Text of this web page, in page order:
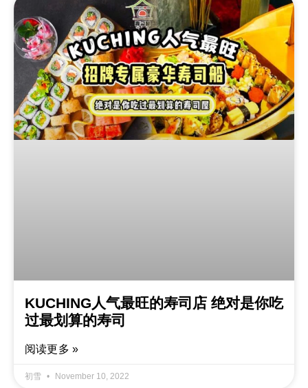
KUCHING人气最旺的寿司店 绝对是你吃
过最划算的寿司
阅读更多 »
初雪 November 10, 2022